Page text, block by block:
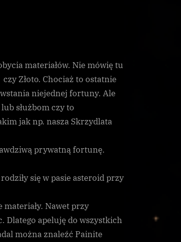
materiałów. Nie mówię tu
Złoto. Chociaż to ostatnie
niejednej fortuny. Ale
służbom czy to
jak np. nasza Skrzydlata
prywatną fortunę.
się w pasie asteroid przy
Nawet przy
Dlatego apeluję do wszystkich
można znaleźć Painite